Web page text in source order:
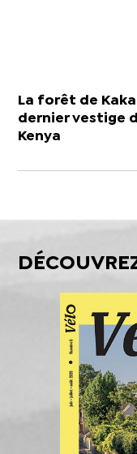
La forêt de
dernier vestige
Kenya